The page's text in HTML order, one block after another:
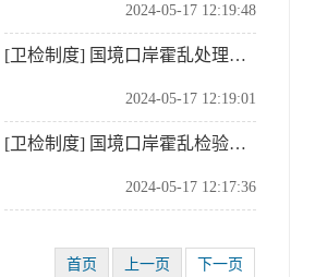
2024-05-17 12:19:48
[卫检制度] 国境口岸霍乱处理规程（SNT1527-2005）
2024-05-17 12:19:01
[卫检制度] 国境口岸霍乱检验规程（SNT1239-2015）
2024-05-17 12:17:36